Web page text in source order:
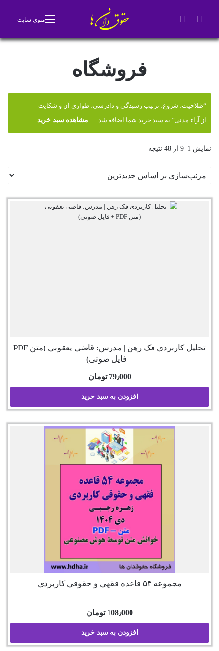
جستجو برای منوی سایت
فروشگاه
“صلاحیت، شروع، ترتیب رسیدگی و دادرسی، طواری آن و شکایت
از آراء مدنی” به سبد خرید شما اضافه شد.
مشاهده سبد خرید
نمایش 1–9 از 48 نتیجه
بر
اساس
جدیدترین
تحلیل کاربردی فک رهن | مدرس: قاضی یعقوبی (متن PDF
+ فایل صوتی)
79٫000 تومان
افزودن به سبد خرید
مجموعه ۵۴ قاعده فقهی و حقوقی کاربردی
108٫000 تومان
افزودن به سبد خرید